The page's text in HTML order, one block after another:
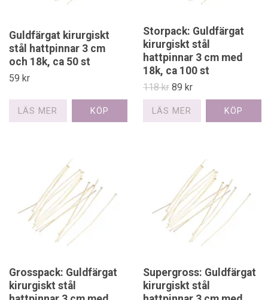
Guldfärgat kirurgiskt
stål hattpinnar 3 cm
och 18k, ca 50 st
59 kr
LÄS MER
Storpack: Guldfärgat
kirurgiskt stål
hattpinnar 3 cm med
18k, ca 100 st
118 kr 89 kr
LÄS MER
Grosspack: Guldfärgat
kirurgiskt stål
Supergross: Guldfärgat
kirurgiskt stål